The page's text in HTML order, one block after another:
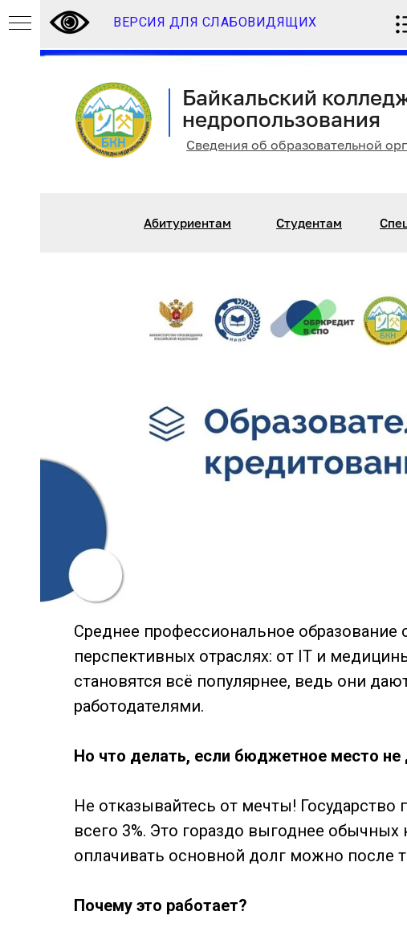
ВЕРСИЯ ДЛЯ СЛАБОВИДЯЩИХ
Байкальский
недропользования
Сведения об образовательной
Абитуриентам Студентам
Среднее профессиональное образование
перспективных отраслях: от IT и
становятся всё популярнее, ведь они
работодателями.
Но что делать, если бюджетное место не
Не отказывайтесь от мечты!
всего 3%. Это гораздо выгоднее
оплачивать основной долг можно после
Почему это работает?